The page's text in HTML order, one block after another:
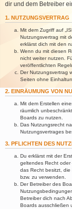
dir und dem Betreiber
1. NUTZUNGSVERTRAG
Mit dem Zugriff auf
Nutzungsvertrag mit
erklärst dich mit den
Wenn du mit diesen
nicht weiter nutzen.
veröffentlichten
Der Nutzungsvertrag
Seiten ohne
2. EINRÄUMUNG VON
Mit dem Erstellen
räumlich
Boards zu nutzen.
Das Nutzungsrecht
Nutzungsvertrages
3. PFLICHTEN DES
Du erklärst mit der
geltendes Recht
das Recht besitzt,
bzw. zu verwenden.
Der Betreiber des
Betreiber dich nach
Boards ausschließen